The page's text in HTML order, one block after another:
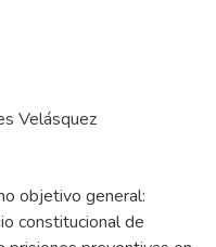
Velásquez
objetivo general:
constitucional de